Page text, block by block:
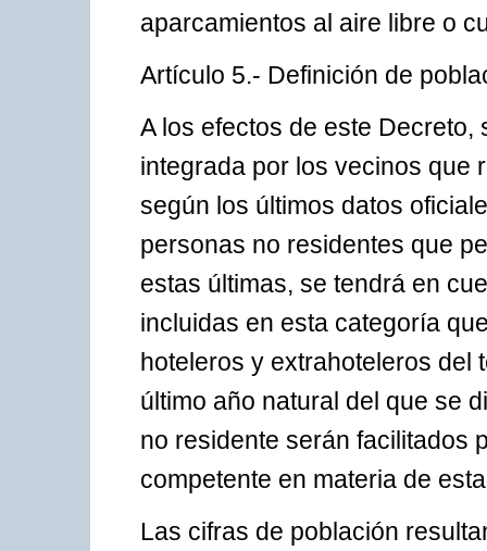
aparcamientos al aire libre o
Artículo 5.- Definición de
A los efectos de este
integrada por los vecinos que
según los últimos datos
personas no residentes que
estas últimas, se tendrá en
incluidas en esta categoría
hoteleros y extrahoteleros del
último año natural del que se
no residente serán facilitados
competente en materia de
Las cifras de población